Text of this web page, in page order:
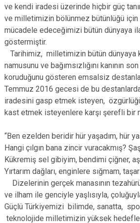
ve kendi iradesi üzerinde hiçbir güç
ve milletimizin bölünmez bütünlüğü için
mücadele edeceğimizi bütün dünyaya
göstermiştir.
Tarihimiz, milletimizin bütün dünyaya
namusunu ve bağımsızlığını kanının
koruduğunu gösteren emsalsiz
Temmuz 2016 gecesi de bu
iradesini gasp etmek isteyen,
kast etmek isteyenlere karşı şerefli bir
“Ben ezelden beridir hür yaşadım, hür
Hangi çılgın bana zincir vuracakmış?
Kükremiş sel gibiyim, bendimi çiğner,
Yırtarım dağları, enginlere sığmam,
Dizelerinin gerçek manasının
ve ilham ile genciyle yaşlısıyla,
Güçlü Türkiyemizi bilimde, sanatta,
teknolojide milletimizin yüksek